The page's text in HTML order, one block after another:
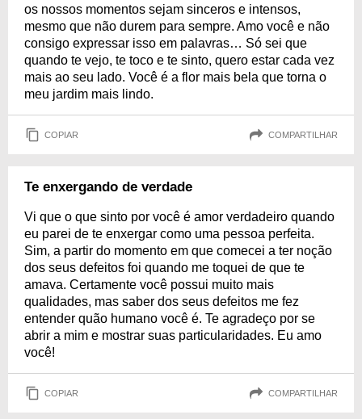
os nossos momentos sejam sinceros e intensos,
mesmo que não durem para sempre. Amo você e não
consigo expressar isso em palavras… Só sei que
quando te vejo, te toco e te sinto, quero estar cada vez
mais ao seu lado. Você é a flor mais bela que torna o
meu jardim mais lindo.
COPIAR COMPARTILHAR
Te enxergando de verdade
Vi que o que sinto por você é amor verdadeiro quando
eu parei de te enxergar como uma pessoa perfeita.
Sim, a partir do momento em que comecei a ter noção
dos seus defeitos foi quando me toquei de que te
amava. Certamente você possui muito mais
qualidades, mas saber dos seus defeitos me fez
entender quão humano você é. Te agradeço por se
abrir a mim e mostrar suas particularidades. Eu amo
você!
COPIAR COMPARTILHAR